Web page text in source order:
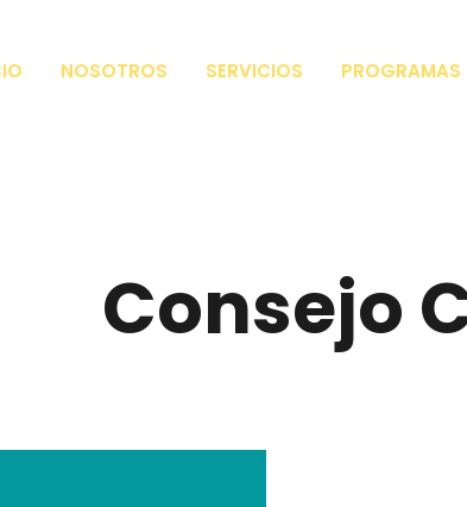
NOSOTROS SERVICIOS PROGRAMAS
Consejo